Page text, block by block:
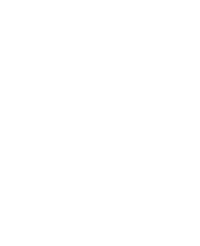
题
正整数，0＜＝V＜＝